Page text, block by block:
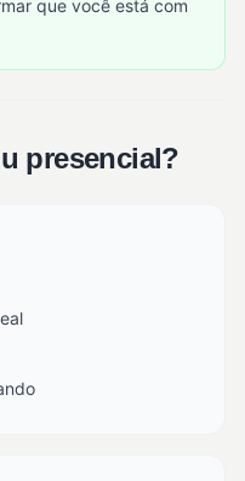
que você está com
presencial?